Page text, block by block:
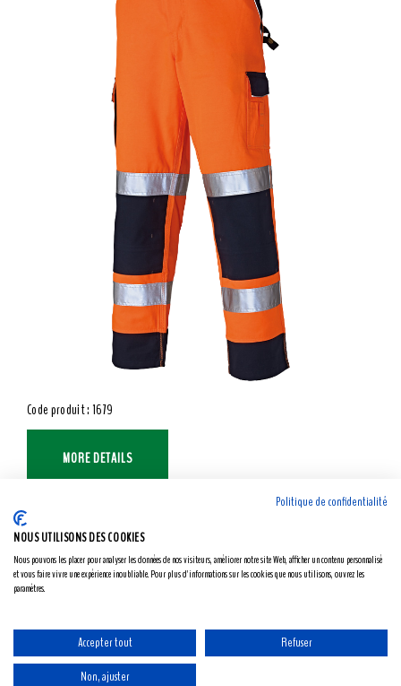
Code produit : 1679
MORE DETAILS
Politique de confidentialité
NOUS UTILISONS DES COOKIES
Nous pouvons les placer pour analyser les données de nos visiteurs, améliorer notre site Web, afficher un contenu personnalisé
et vous faire vivre une expérience inoubliable. Pour plus d'informations sur les cookies que nous utilisons, ouvrez les
paramètres.
Accepter tout
Refuser
Non, ajuster